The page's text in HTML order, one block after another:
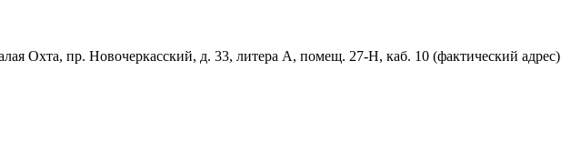
Охта, пр. Новочеркасский, д. 33, литера А, помещ. 27-Н, каб. 10 (фактический адрес)